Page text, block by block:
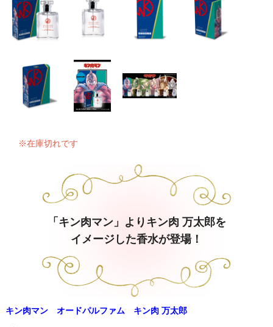
※在庫切れです
「キン肉マン」よりキン肉 万太郎を
イメージした香水が登場！
キン肉マン オードパルファム キン肉 万太郎